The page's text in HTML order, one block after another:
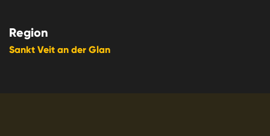
Region
Sankt Veit an der Glan